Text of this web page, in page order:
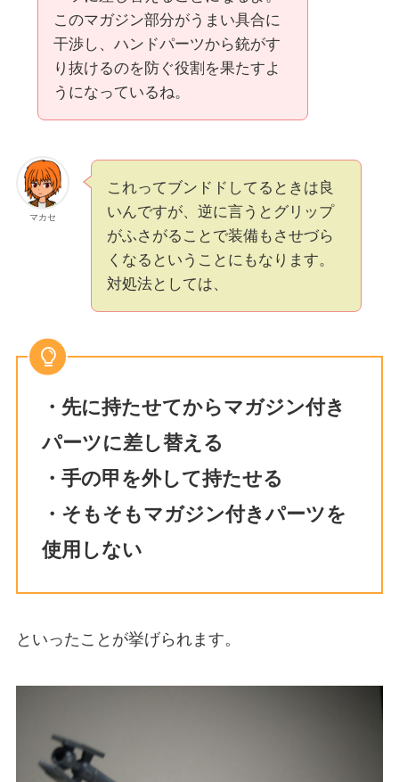
このマガジン部分がうまい具合に
干渉し、ハンドパーツから銃がす
り抜けるのを防ぐ役割を果たすよ
うになっているね。
マカセ
これってブンドドしてるときは良
いんですが、逆に言うとグリップ
がふさがることで装備もさせづら
くなるということにもなります。
対処法としては、
・先に持たせてからマガジン付き
パーツに差し替える
・手の甲を外して持たせる
・そもそもマガジン付きパーツを
使用しない
といったことが挙げられます。